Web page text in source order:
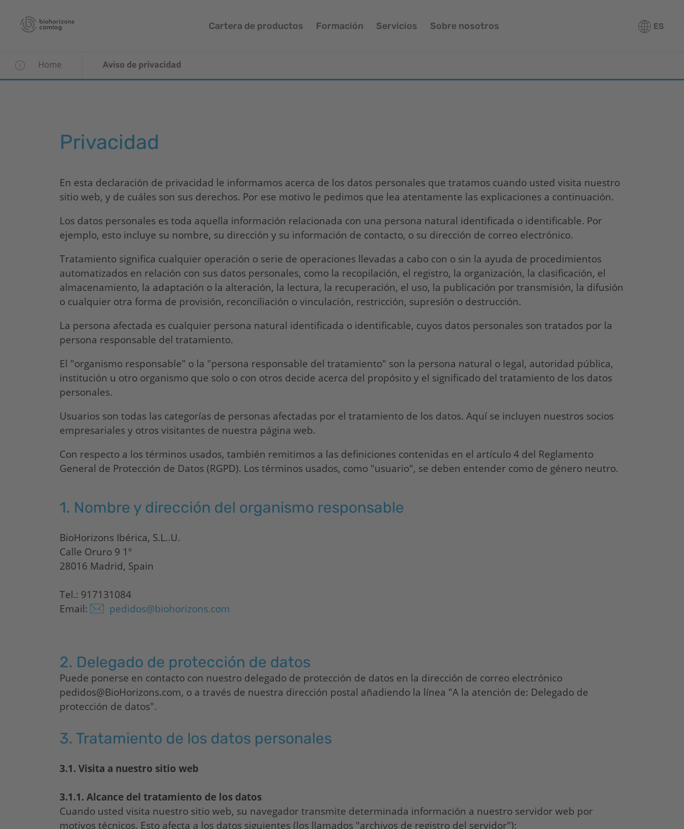
Cartera de productos Formación Servicios Sobre nosotros ES
Home Aviso de privacidad
Privacidad
En esta declaración de privacidad le informamos acerca de los datos personales que tratamos cuando usted visita nuestro
sitio web, y de cuáles son sus derechos. Por ese motivo le pedimos que lea atentamente las explicaciones a continuación.
Los datos personales es toda aquella información relacionada con una persona natural identificada o identificable. Por
ejemplo, esto incluye su nombre, su dirección y su información de contacto, o su dirección de correo electrónico.
Tratamiento significa cualquier operación o serie de operaciones llevadas a cabo con o sin la ayuda de procedimientos
automatizados en relación con sus datos personales, como la recopilación, el registro, la organización, la clasificación, el
almacenamiento, la adaptación o la alteración, la lectura, la recuperación, el uso, la publicación por transmisión, la difusión
o cualquier otra forma de provisión, reconciliación o vinculación, restricción, supresión o destrucción.
La persona afectada es cualquier persona natural identificada o identificable, cuyos datos personales son tratados por la
persona responsable del tratamiento.
El "organismo responsable" o la "persona responsable del tratamiento" son la persona natural o legal, autoridad pública,
institución u otro organismo que solo o con otros decide acerca del propósito y el significado del tratamiento de los datos
personales.
Usuarios son todas las categorías de personas afectadas por el tratamiento de los datos. Aquí se incluyen nuestros socios
empresariales y otros visitantes de nuestra página web.
Con respecto a los términos usados, también remitimos a las definiciones contenidas en el artículo 4 del Reglamento
General de Protección de Datos (RGPD). Los términos usados, como "usuario", se deben entender como de género neutro.
1. Nombre y dirección del organismo responsable
BioHorizons Ibérica, S.L..U.
Calle Oruro 9 1º
28016 Madrid, Spain
Tel.: 917131084
Email:
pedidos@biohorizons.com
2. Delegado de protección de datos
Puede ponerse en contacto con nuestro delegado de protección de datos en la dirección de correo electrónico
pedidos@BioHorizons.com, o a través de nuestra dirección postal añadiendo la línea "A la atención de: Delegado de
protección de datos".
3. Tratamiento de los datos personales
3.1. Visita a nuestro sitio web
3.1.1. Alcance del tratamiento de los datos
Cuando usted visita nuestro sitio web, su navegador transmite determinada información a nuestro servidor web por
motivos técnicos. Esto afecta a los datos siguientes (los llamados "archivos de registro del servidor"):